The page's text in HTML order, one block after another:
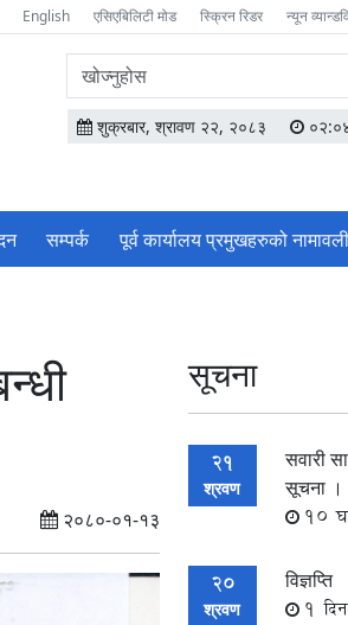
English एसिएबिलिटी मोड स्क्रिन रिडर न्यून
वेबसाइटमा
सामग्री
खोज्नुहोस
शुक्रबार, श्रावण २२, २०८३
सम्पर्क पूर्व कार्यालय प्रमुखहरुको नामावली
२०८०-०१-१३
सूचना
21
श्रवण
सवारी
सूचना ।
10
20
श्रवण
विज्ञप्ति
1